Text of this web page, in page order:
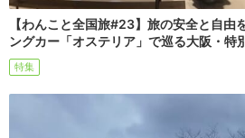
【わんこと全国旅#23】旅の安全と自由
ングカー「オステリア」で巡る大阪・特
特集